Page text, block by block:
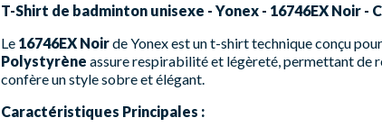
T-Shirt de badminton unisexe - Yonex - 16746EX Noir
Le 16746EX Noirde Yonex est un t-shirt technique conçu
Polystyrène assure respirabilité et légèreté, permettant de
confère un style sobre et élégant.
Caractéristiques Principales :